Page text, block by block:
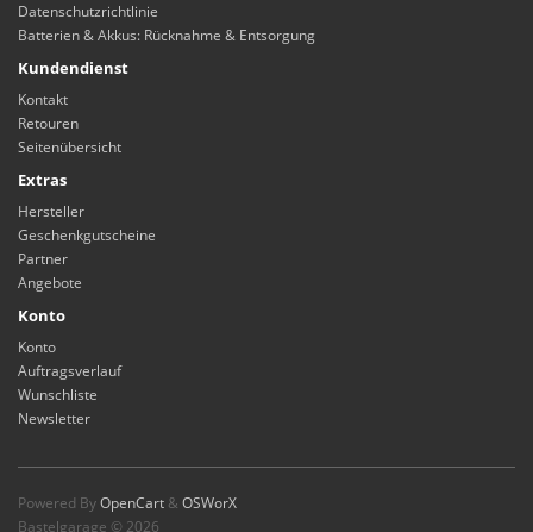
Datenschutzrichtlinie
Batterien & Akkus: Rücknahme & Entsorgung
Kundendienst
Kontakt
Retouren
Seitenübersicht
Extras
Hersteller
Geschenkgutscheine
Partner
Angebote
Konto
Konto
Auftragsverlauf
Wunschliste
Newsletter
Powered ByOpenCart & OSWorX
Bastelgarage © 2026